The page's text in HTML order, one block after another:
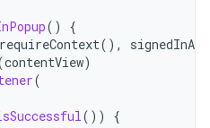
()
{
requireContext(),
contentView)
(
())
{